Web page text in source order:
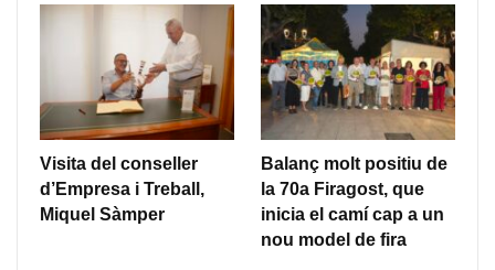
Visita del conseller
d’Empresa i Treball,
Miquel Sàmper
Balanç molt positiu de
la 70a Firagost, que
inicia el camí cap a un
nou model de fira